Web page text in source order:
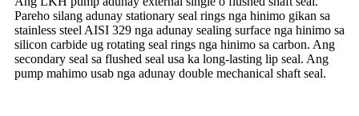
Pareho silang adunay stationary seal rings nga hinimo gikan sa
stainless steel AISI 329 nga adunay sealing surface nga hinimo sa
silicon carbide ug rotating seal rings nga hinimo sa carbon. Ang
secondary seal sa flushed seal usa ka long-lasting lip seal. Ang
pump mahimo usab nga adunay double mechanical shaft seal.